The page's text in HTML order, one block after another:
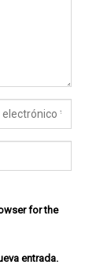
for the
entrada.